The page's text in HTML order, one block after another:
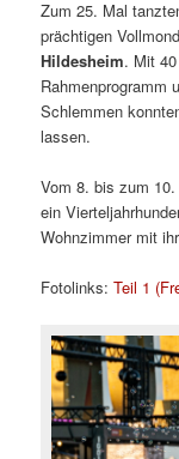
Zum 25. Mal
prächtigen
Hildesheim. Mit
Rahmenprogramm
Schlemmen
lassen.
Vom 8. bis zum
ein
Wohnzimmer mit
Fotolinks:Teil 1